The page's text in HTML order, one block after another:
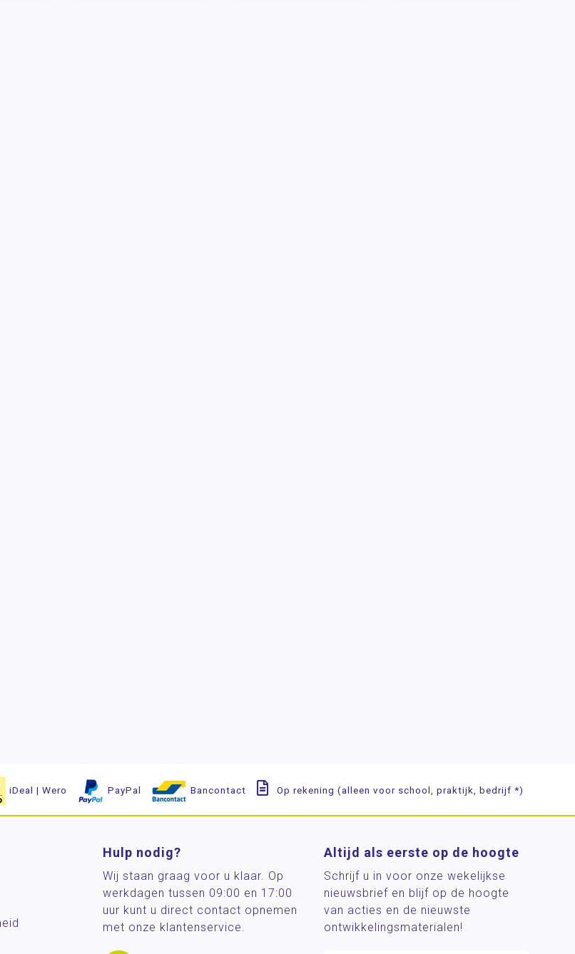
iDeal | Wero PayPal Bancontact Op rekening (alleen voor school, praktijk, bedrijf *)
Hulp nodig?
Wij staan graag voor u klaar. Op
werkdagen tussen 09:00 en 17:00
uur kunt u direct contact opnemen
met onze klantenservice.
Altijd als eerste op de hoogte
Schrijf u in voor onze wekelijkse
nieuwsbrief en blijf op de hoogte
van acties en de nieuwste
ontwikkelingsmaterialen!